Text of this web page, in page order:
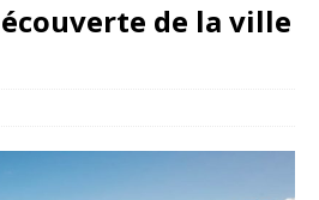
de la ville